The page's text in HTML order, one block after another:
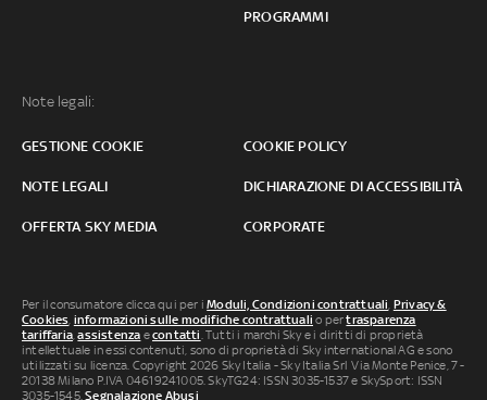
PROGRAMMI
Note legali:
GESTIONE COOKIE COOKIE POLICY
NOTE LEGALI DICHIARAZIONE DI ACCESSIBILITÀ
OFFERTA SKY MEDIA CORPORATE
Per il consumatore clicca qui per iModuli, Condizioni contrattuali, Privacy &
Cookies, informazioni sulle modifiche contrattuali o pertrasparenza
tariffaria,assistenza econtatti. Tutti i marchi Sky e i diritti di proprietà
intellettuale in essi contenuti, sono di proprietà di Sky international AG e sono
utilizzati su licenza. Copyright 2026 Sky Italia - Sky Italia Srl Via Monte Penice, 7 -
20138 Milano P.IVA 04619241005. SkyTG24: ISSN 3035-1537 e SkySport: ISSN
3035-1545.Segnalazione Abusi